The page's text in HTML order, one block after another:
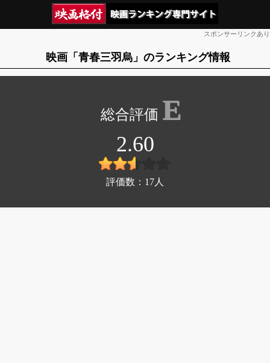
スポンサーリンクあり
映画「青春三羽烏」のランキング情報
E
2.60
評価数： 17 人